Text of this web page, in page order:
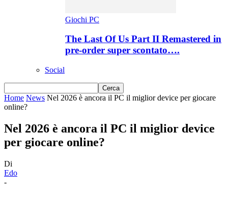
Giochi PC
The Last Of Us Part II Remastered in
pre-order super scontato….
Social
Home News Nel 2026 è ancora il PC il miglior device per giocare
online?
Nel 2026 è ancora il PC il miglior device
per giocare online?
Di
Edo
-